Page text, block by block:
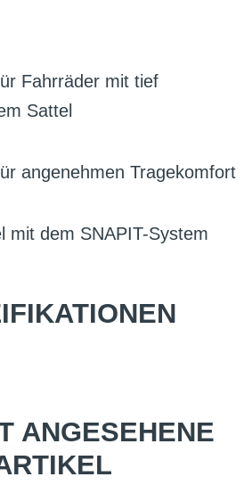
Fahrräder mit tief
Sattel
angenehmen Tragekomfort
mit dem SNAPIT-System
ANGESEHENE